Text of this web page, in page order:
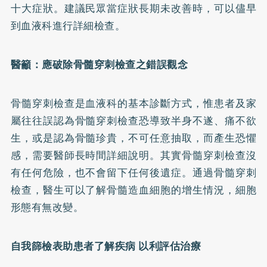
十大症狀。建議民眾當症狀長期未改善時，可以儘早
到血液科進行詳細檢查。
醫籲：應破除骨髓穿刺檢查之錯誤觀念
骨髓穿刺檢查是血液科的基本診斷方式，惟患者及家
屬往往誤認為骨髓穿刺檢查恐導致半身不遂、痛不欲
生，或是認為骨髓珍貴，不可任意抽取，而產生恐懼
感，需要醫師長時間詳細說明。其實骨髓穿刺檢查沒
有任何危險，也不會留下任何後遺症。通過骨髓穿刺
檢查，醫生可以了解骨髓造血細胞的增生情況，細胞
形態有無改變。
自我篩檢表助患者了解疾病 以利評估治療